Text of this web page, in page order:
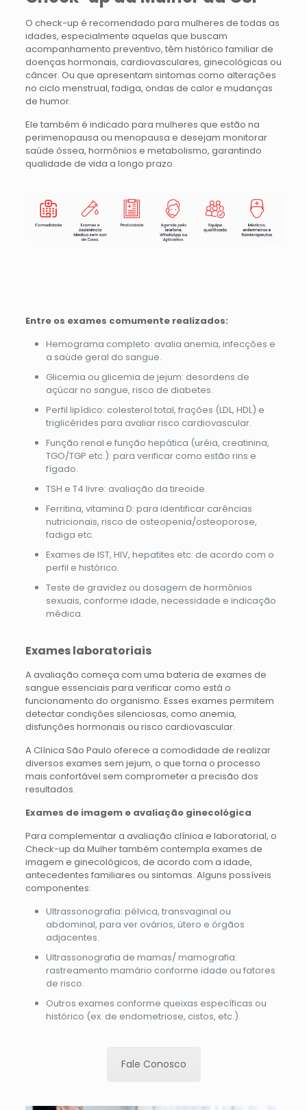
O check-up é recomendado para mulheres de todas as
idades, especialmente aquelas que buscam
acompanhamento preventivo, têm histórico familiar de
doenças hormonais, cardiovasculares, ginecológicas ou
câncer. Ou que apresentam sintomas como alterações
no ciclo menstrual, fadiga, ondas de calor e mudanças
de humor.
Ele também é indicado para mulheres que estão na
perimenopausa ou menopausa e desejam monitorar
saúde óssea, hormônios e metabolismo, garantindo
qualidade de vida a longo prazo.
Entre os exames comumente realizados:
Hemograma completo: avalia anemia, infecções e
a saúde geral do sangue.
Glicemia ou glicemia de jejum: desordens de
açúcar no sangue, risco de diabetes.
Perfil lipídico: colesterol total, frações (LDL, HDL) e
triglicérides para avaliar risco cardiovascular.
Função renal e função hepática (uréia, creatinina,
TGO/TGP etc.): para verificar como estão rins e
fígado.
TSH e T4 livre: avaliação da tireoide.
Ferritina, vitamina D: para identificar carências
nutricionais, risco de osteopenia/osteoporose,
fadiga etc.
Exames de IST, HIV, hepatites etc: de acordo com o
perfil e histórico.
Teste de gravidez ou dosagem de hormônios
sexuais, conforme idade, necessidade e indicação
médica.
Exames laboratoriais
A avaliação começa com uma bateria de exames de
sangue essenciais para verificar como está o
funcionamento do organismo. Esses exames permitem
detectar condições silenciosas, como anemia,
disfunções hormonais ou risco cardiovascular.
A Clínica São Paulo oferece a comodidade de realizar
diversos exames sem jejum, o que torna o processo
mais confortável sem comprometer a precisão dos
resultados.
Exames de imagem e avaliação ginecológica
Para complementar a avaliação clínica e laboratorial, o
Check-up da Mulher também contempla exames de
imagem e ginecológicos, de acordo com a idade,
antecedentes familiares ou sintomas. Alguns possíveis
componentes:
Ultrassonografia: pélvica, transvaginal ou
abdominal, para ver ovários, útero e órgãos
adjacentes.
Ultrassonografia de mamas/ mamografia:
rastreamento mamário conforme idade ou fatores
de risco.
Outros exames conforme queixas específicas ou
histórico (ex. de endometriose, cistos, etc.).
Fale Conosco